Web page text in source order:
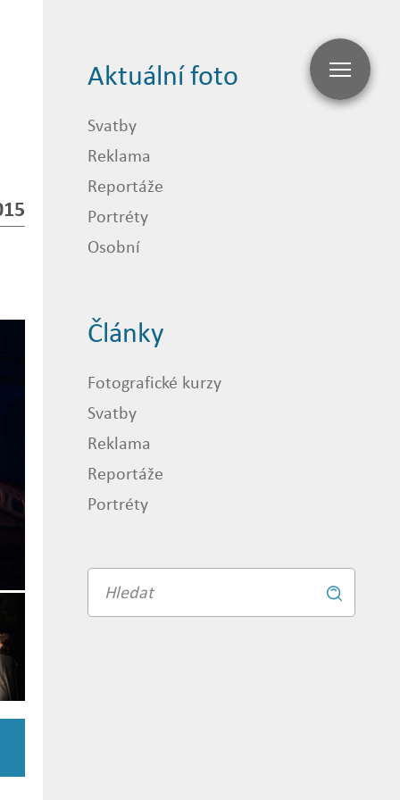
Aktuální foto
Svatby
Reklama
Reportáže
Portréty
Osobní
Články
Fotografické kurzy
Svatby
Reklama
Reportáže
Portréty
Vyhledávání